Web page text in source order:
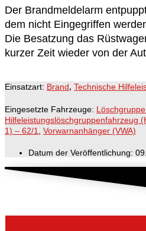
Der Brandmeldelarm
dem nicht Eingegriffen
Die Besatzung das
kurzer Zeit wieder von der
Einsatzart: Brand, Technische
Eingesetzte Fahrzeuge:
Hilfeleistungslöschgruppenfahrzeug
1) – 62/1
Vorwarnanhänger (VWA)
Datum der Veröffentlichung: